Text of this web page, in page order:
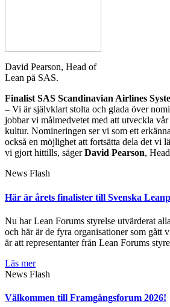
David Pearson, Head of
Lean på SAS.
Finalist SAS Scandinavian Airlines
– Vi är självklart stolta och glada över
jobbar vi målmedvetet med att utveckla
kultur. Nomineringen ser vi som ett
också en möjlighet att fortsätta dela det vi
vi gjort hittills, sägerDavid Pearson,
News Flash
Här är årets finalister till Svenska
Nu har Lean Forums styrelse utvärderat
och här är de fyra organisationer som gått
är att representanter från Lean Forums
Läs mer
News Flash
Välkommen till Framgångsforum 2026!